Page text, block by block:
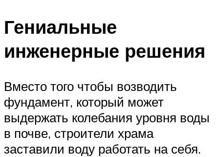
Гениальные
инженерные решения
Вместо того чтобы возводить
фундамент, который может
выдержать колебания уровня воды
в почве, строители храма
заставили воду работать на себя.